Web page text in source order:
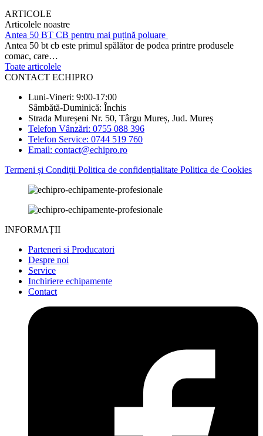
ARTICOLE
Articolele noastre
Antea 50 BT CB pentru mai puțină poluare
Antea 50 bt cb este primul spălător de podea printre produsele
comac, care…
Toate articolele
CONTACT ECHIPRO
Luni-Vineri: 9:00-17:00
Sâmbătă-Duminică: Închis
Strada Mureșeni Nr. 50, Târgu Mureș, Jud. Mureș
Telefon Vânzări: 0755 088 396
Telefon Service: 0744 519 760
Email: contact@echipro.ro
Termeni și Condiții Politica de confidențialitate Politica de Cookies
INFORMAȚII
Parteneri si Producatori
Despre noi
Service
Inchiriere echipamente
Contact